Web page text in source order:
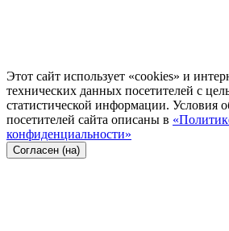
Этот сайт использует «cookies» и
технических данных посетителей с
статистической информации. Условия
посетителей сайта описаны в
конфиденциальности»
Согласен (на)